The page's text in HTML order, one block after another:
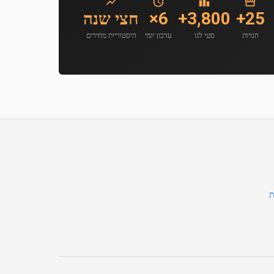
25+
חנויות
3,800+
סטי לגו
6×
עדכון יומי
חצי שנה
היסטוריית מחירים